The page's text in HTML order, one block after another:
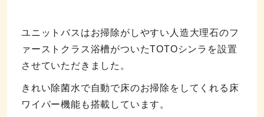
ユニットバスはお掃除がしやすい人造大理石のフ
ァーストクラス浴槽がついたTOTOシンラを設置
させていただきました。
きれい除菌水で自動で床のお掃除をしてくれる床
ワイパー機能も搭載しています。